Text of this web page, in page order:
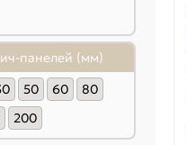
панелей (мм)
50 60
80
200